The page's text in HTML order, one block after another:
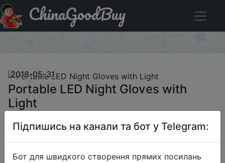
Акція на Portable LED Night Gloves with Light
ChinaGoodBuy
2018-05-31
Portable LED Night Gloves with
Light
$1.99
Підпишись на канали та бот у Telegram:
Бот для швидкого створення прямих посилань